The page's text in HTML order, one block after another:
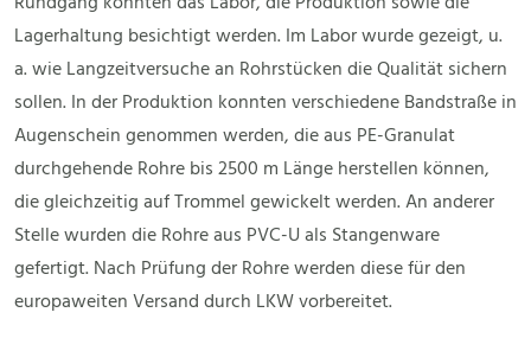
Lagerhaltung besichtigt werden. Im Labor wurde gezeigt, u.
a. wie Langzeitversuche an Rohrstücken die Qualität sichern
sollen. In der Produktion konnten verschiedene Bandstraße in
Augenschein genommen werden, die aus PE-Granulat
durchgehende Rohre bis 2500 m Länge herstellen können,
die gleichzeitig auf Trommel gewickelt werden. An anderer
Stelle wurden die Rohre aus PVC-U als Stangenware
gefertigt. Nach Prüfung der Rohre werden diese für den
europaweiten Versand durch LKW vorbereitet.